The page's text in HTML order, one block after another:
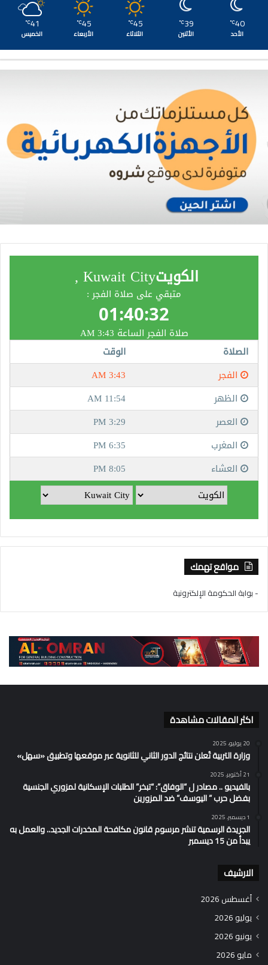
40
℃
الأحد
39
℃
الأثنين
45
℃
الثلاثاء
45
℃
الأربعاء
41
℃
الخميس
مواقع تهمك
- بوابة الحكومة الإلكترونية
اكثر المقالات مشاهدة
20 يوليو، 2025
وزارة التربية تُعلن نتائج الدور الثاني للثانوية عبر موقعها وتطبيق «سهل»
21 أكتوبر، 2025
بالفيديو .. مصادر ل “الوفاق”: “تبخر” الطلبات الإسكانية لمزوري الجنسية
بفضل حرب ” اليوسف” ضد المزورين
1 ديسمبر، 2025
الجريدة الرسمية تنشر مرسوم قانون مكافحة المخدرات الجديد.. والعمل به
يبدأ من 15 ديسمبر
الارشيف
أغسطس 2026
يوليو 2026
يونيو 2026
مايو 2026